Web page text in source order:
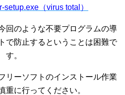
setup.exe（virus total）
回のような不要プログラムの導
で防止するということは困難で
す。
リーソフトのインストール作業
重に行ってください。